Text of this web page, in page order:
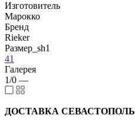
Изготовитель
Марокко
Бренд
Rieker
Размер_sh1
41
Галерея
1/0 —
ДОСТАВКА СЕВАСТОПОЛЬ